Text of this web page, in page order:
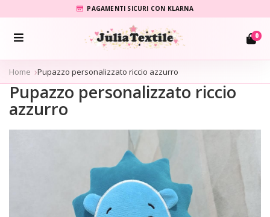
PAGAMENTI SICURI CON KLARNA
0
Home Pupazzo personalizzato riccio azzurro
Pupazzo personalizzato riccio
azzurro